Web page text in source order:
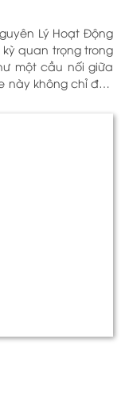
quan trọng trong
một cầu nối giữa
này không chỉ đơn